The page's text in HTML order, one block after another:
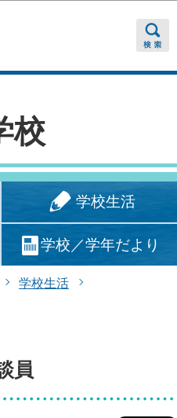
校
学校生活
学校／学年だより
学校生活
員